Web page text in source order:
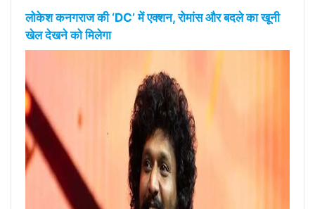
लोकेश कनगराज की ‘DC’ में एक्शन, रोमांस और बदले का खूनी
खेल देखने को मिलेगा